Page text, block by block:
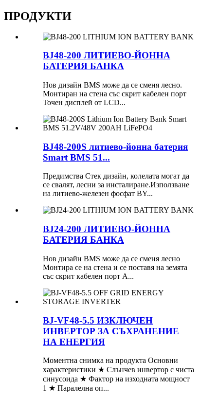
ПРОДУКТИ
BJ48-200 ЛИТИЕВО-ЙОННА
БАТЕРИЯ БАНКА
Нов дизайн BMS може да се сменя лесно.
Монтиран на стена със скрит кабелен порт
Точен дисплей от LCD...
BJ48-200S литиево-йонна батерия
Smart BMS 51...
Предимства Стек дизайн, колелата могат да
се свалят, лесни за инсталиране.Използване
на литиево-железен фосфат BY...
BJ24-200 ЛИТИЕВО-ЙОННА
БАТЕРИЯ БАНКА
Нов дизайн BMS може да се сменя лесно
Монтира се на стена и се поставя на земята
със скрит кабелен порт A...
BJ-VF48-5.5 ИЗКЛЮЧЕН
ИНВЕРТОР ЗА СЪХРАНЕНИЕ
НА ЕНЕРГИЯ
Моментна снимка на продукта Основни
характеристики ★ Слънчев инвертор с чиста
синусоида ★ Фактор на изходната мощност
1 ★ Паралелна оп...